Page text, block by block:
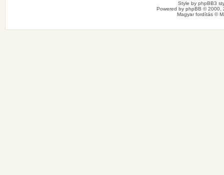
Style by phpBB3
Powered by phpBB © 2000,
Magyar fordítás ©